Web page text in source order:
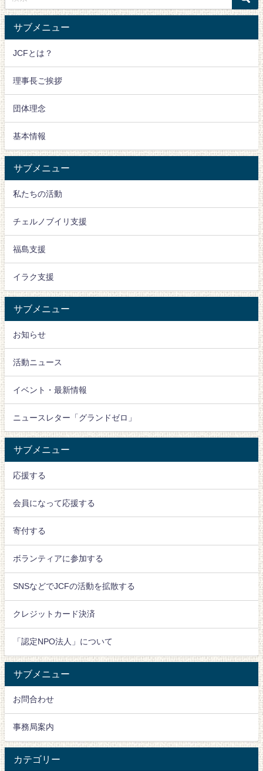
サブメニュー
JCFとは？
理事長ご挨拶
団体理念
基本情報
サブメニュー
私たちの活動
チェルノブイリ支援
福島支援
イラク支援
サブメニュー
お知らせ
活動ニュース
イベント・最新情報
ニュースレター「グランドゼロ」
サブメニュー
応援する
会員になって応援する
寄付する
ボランティアに参加する
SNSなどでJCFの活動を拡散する
クレジットカード決済
「認定NPO法人」について
サブメニュー
お問合わせ
事務局案内
カテゴリー